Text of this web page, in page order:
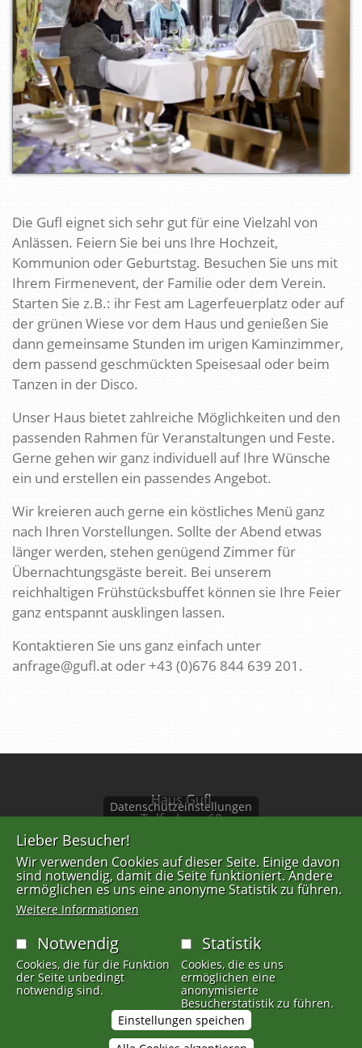
Die Gufl eignet sich sehr gut für eine Vielzahl von
Anlässen. Feiern Sie bei uns Ihre Hochzeit,
Kommunion oder Geburtstag. Besuchen Sie uns mit
Ihrem Firmenevent, der Familie oder dem Verein.
Starten Sie z.B.: ihr Fest am Lagerfeuerplatz oder auf
der grünen Wiese vor dem Haus und genießen Sie
dann gemeinsame Stunden im urigen Kaminzimmer,
dem passend geschmückten Speisesaal oder beim
Tanzen in der Disco.
Unser Haus bietet zahlreiche Möglichkeiten und den
passenden Rahmen für Veranstaltungen und Feste.
Gerne gehen wir ganz individuell auf Ihre Wünsche
ein und erstellen ein passendes Angebot.
Wir kreieren auch gerne ein köstliches Menü ganz
nach Ihren Vorstellungen. Sollte der Abend etwas
länger werden, stehen genügend Zimmer für
Übernachtungsgäste bereit. Bei unserem
reichhaltigen Frühstücksbuffet können sie Ihre Feier
ganz entspannt ausklingen lassen.
Kontaktieren Sie uns ganz einfach unter
anfrage@gufl.at oder +43 (0)676 844 639 201.
Haus Gufl
Tulferberg 60
Tel: +43 676 844639201
info@gufl.at
FUSSZEILENMENÜ
AGB
Datenschutzerklärung
Impressum
Datenschutzeinstellungen
Lieber Besucher!
Wir verwenden Cookies auf dieser Seite. Einige davon
sind notwendig, damit die Seite funktioniert. Andere
ermöglichen es uns eine anonyme Statistik zu führen.
Weitere Informationen
Notwendig
Cookies, die für die Funktion
der Seite unbedingt
notwendig sind.
Statistik
Cookies, die es uns
ermöglichen eine
anonymisierte
Besucherstatistik zu führen.
Einstellungen speichen